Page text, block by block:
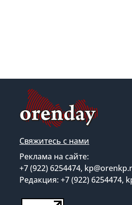
Свяжитесь с нами
Реклама на сайте:
+7 (922) 6254474,
Редакция: +7 (922) 6254474,